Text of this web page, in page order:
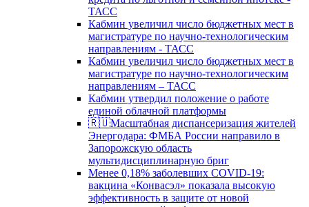
ТАСС
Кабмин увеличил число бюджетных мест в
магистратуре по научно-технологическим
направлениям - ТАСС
Кабмин увеличил число бюджетных мест в
магистратуре по научно-технологическим
направлениям – ТАСС
Кабмин утвердил положение о работе
единой облачной платформы
🇷🇺Масштабная диспансеризация жителей
Энергодара: ФМБА России направило в
Запорожскую область
мультидисциплинарную бриг
Менее 0,18% заболевших COVID-19:
вакцина «Конвасэл» показала высокую
эффективность в защите от новой